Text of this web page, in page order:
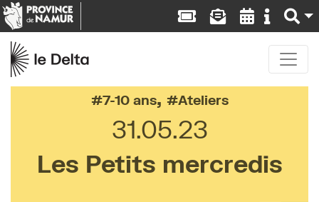
7-10 ans, Ateliers
31.05.23
Les Petits mercredis